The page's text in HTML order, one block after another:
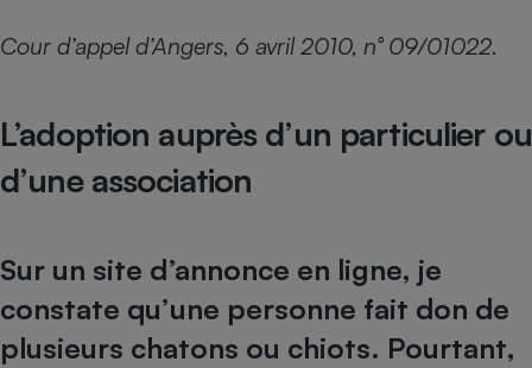
Cour d’appel d’Angers, 6 avril 2010, n° 09/01022.
L’adoption auprès d’un particulier ou
d’une association
Sur un site d’annonce en ligne, je
constate qu’une personne fait don de
plusieurs chatons ou chiots. Pourtant,